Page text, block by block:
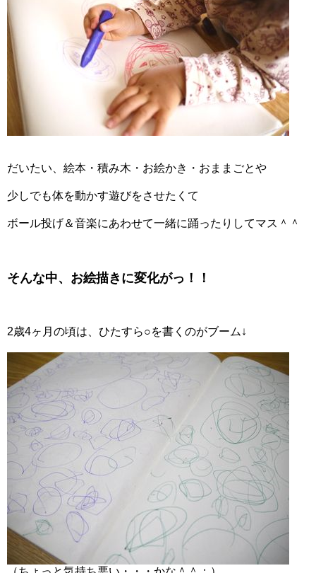
RISUタブレット学習｜算数嫌い小学2年生
の体験談。効果や料金は？
年中5歳児タブレット学習の先取り効果は？
RISUきっず2か月経過
しまむら＆西松屋の子供用長靴～どんな種
類がある？価格は？比較してみました！
【子供GPSで位置検索】月額480円
【2020年西松屋冬物セール】いつから？99
円底値の時期-最新情報
しまむらバースデーのファントミラージュ
｜なりきりコスチューム写真付きで紹介
【カンドゥー攻略法1】キッザニア比較・割
引クーポン予約方法の裏ワザ
だいたい、絵本・積み木・お絵かき・おままごとや
少しでも体を動かす遊びをさせたくて
ボール投げ＆音楽にあわせて一緒に踊ったりしてマス＾＾
そんな中、お絵描きに変化がっ！！
2歳4ヶ月の頃は、ひたすら○を書くのがブーム↓